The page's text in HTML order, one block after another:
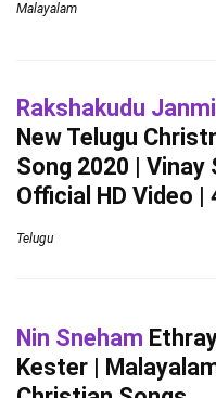
Malayalam
Rakshakudu
New Telugu
Song 2020 | Vinay
Official HD Video |
Telugu
Nin Sneham
Kester |